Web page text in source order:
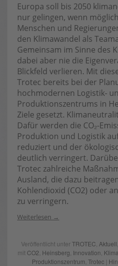
Europa soll bis 2050
nur gelingen, wenn
Menschen und
den Klimawandel als
Gemeinsam im Sinne des
dabei aber nie die
Blickfeld verlieren. Mit
Trotec bereits bei der
hochmodernen Logistik-
Produktionszentrums in
Ziele gesetzt.
Dafür werden die CO₂-
Produktion und Logistik
reduziert und der
deutlich verringert.
Trotec zahlreiche
Ausland, die dazu
Kohlendioxid (CO2) oder
zu verringern.
Weiterlesen
Veröffentlicht unterTROTEC Aktuell
mit CO2 Heinsberg Innovation Klima
Produktionszentrum Trotec|